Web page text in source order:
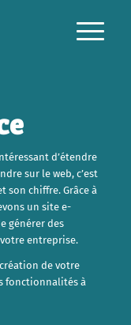
d’étendre
sur le web, c’est
son chiffre. Grâce à
un site e-
générer des
entreprise.
de votre
fonctionnalités à